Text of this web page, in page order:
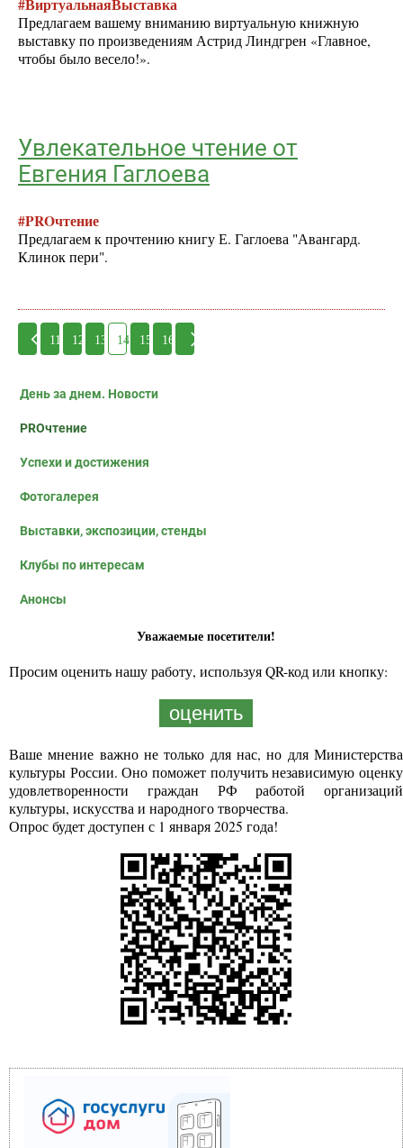
#ВиртуальнаяВыставка
Предлагаем вашему вниманию виртуальную книжную
выставку по произведениям Астрид Линдгрен «Главное,
чтобы было весело!».
Увлекательное чтение от
Евгения Гаглоева
#PROчтение
Предлагаем к прочтению книгу Е. Гаглоева "Авангард.
Клинок пери".
11 12 13 14 15 16
День за днем. Новости
PROчтение
Успехи и достижения
Фотогалерея
Выставки, экспозиции, стенды
Клубы по интересам
Анонсы
Уважаемые посетители!
Просим оценить нашу работу, используя QR-код или кнопку:
оценить
Ваше мнение важно не только для нас, но для Министерства
культуры России. Оно поможет получить независимую оценку
удовлетворенности граждан РФ работой организаций
культуры, искусства и народного творчества.
Опрос будет доступен с 1 января 2025 года!